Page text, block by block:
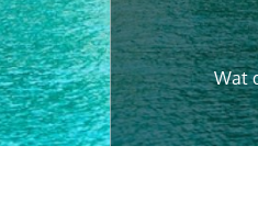
Wat